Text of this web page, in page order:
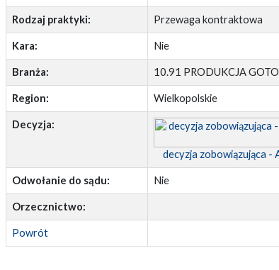
Rodzaj praktyki: Przewaga kontraktowa
Kara: Nie
Branża: 10.91 PRODUKCJA
Region: Wielkopolskie
Decyzja:
decyzja zobowiązująca -
Odwołanie do sądu: Nie
Orzecznictwo:
Powrót